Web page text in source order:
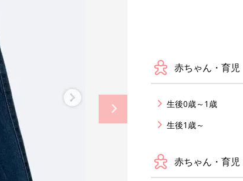
赤ちゃん・育児
生後0歳～1歳
生後1歳～
赤ちゃん・育児